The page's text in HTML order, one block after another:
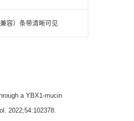
容）条带清晰可见
a YBX1-mucin
2022;54:102378.